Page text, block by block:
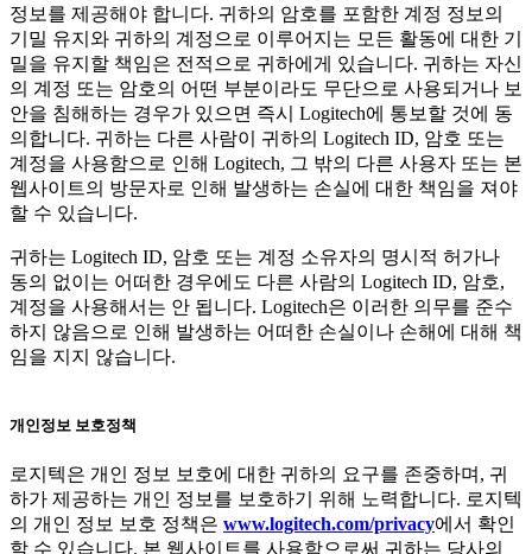
정보를 제공해야 합니다. 귀하의 암호를 포함한 계정 정보의
기밀 유지와 귀하의 계정으로 이루어지는 모든 활동에 대한 기
밀을 유지할 책임은 전적으로 귀하에게 있습니다. 귀하는 자신
의 계정 또는 암호의 어떤 부분이라도 무단으로 사용되거나 보
안을 침해하는 경우가 있으면 즉시 Logitech에 통보할 것에 동
의합니다. 귀하는 다른 사람이 귀하의 Logitech ID, 암호 또는
계정을 사용함으로 인해 Logitech, 그 밖의 다른 사용자 또는 본
웹사이트의 방문자로 인해 발생하는 손실에 대한 책임을 져야
할 수 있습니다.
귀하는 Logitech ID, 암호 또는 계정 소유자의 명시적 허가나
동의 없이는 어떠한 경우에도 다른 사람의 Logitech ID, 암호,
계정을 사용해서는 안 됩니다. Logitech은 이러한 의무를 준수
하지 않음으로 인해 발생하는 어떠한 손실이나 손해에 대해 책
임을 지지 않습니다.
개인정보 보호정책
로지텍은 개인 정보 보호에 대한 귀하의 요구를 존중하며, 귀
하가 제공하는 개인 정보를 보호하기 위해 노력합니다. 로지텍
의 개인 정보 보호 정책은 www.logitech.com/privacy에서 확인
할 수 있습니다. 본 웹사이트를 사용함으로써 귀하는 당사의